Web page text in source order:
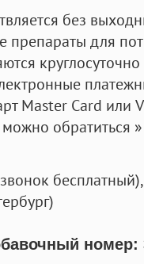
без
препараты для
круглосуточно
Master Card или
обратиться
бесплатный),
номер: